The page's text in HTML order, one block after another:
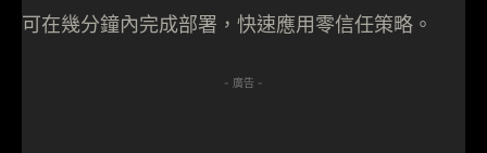
可在幾分鐘內完成部署，快速應用零信任策略。
- 廣告 -